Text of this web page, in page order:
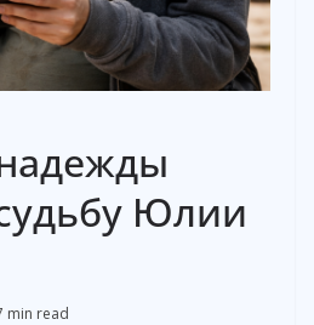
Юлии
min read